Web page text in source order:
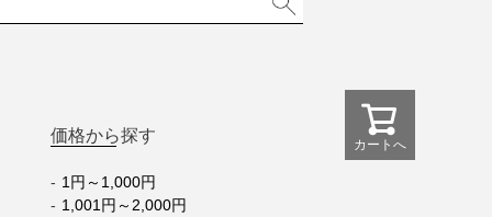
カートへ
価格から探す
1円～1,000円
1,001円～2,000円